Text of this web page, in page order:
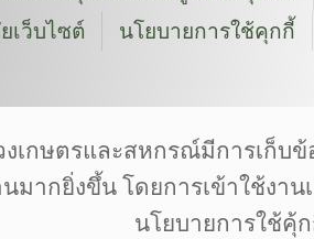
เว็บไซต์
นโยบายการใช้คุกกี้
| Unsplash | Photoontour |
is licensed by CC
เกษตรและสหกรณ์มีการเก็บข้
มากยิ่งขึ้น โดยการเข้าใช้งา
นโยบายการใช้คุ้